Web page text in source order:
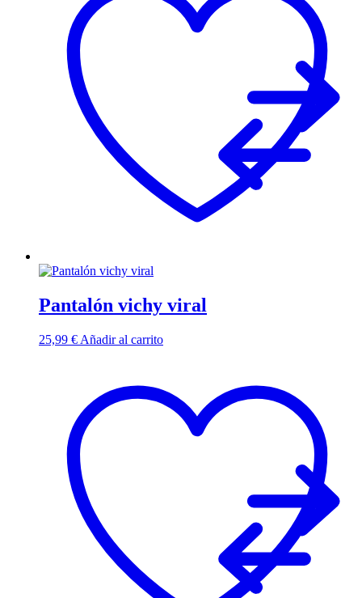
Pantalón vichy viral
25,99 € Añadir al carrito